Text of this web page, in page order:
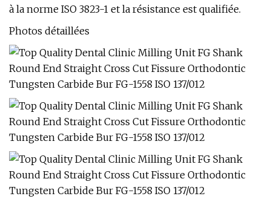
à la norme ISO 3823-1 et la résistance est qualifiée.
Photos détaillées